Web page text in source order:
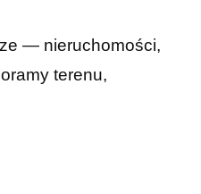
— nieruchomości,
terenu,